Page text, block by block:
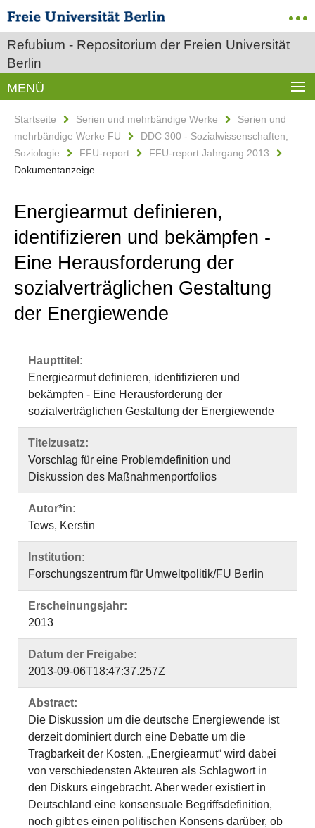
Refubium - Repositorium der Freien Universität
Berlin
MENÜ
Startseite Serien und mehrbändige Werke
Serien und
mehrbändige Werke FU
DDC 300 - Sozialwissenschaften,
Soziologie
FFU-report
FFU-report Jahrgang 2013
Dokumentanzeige
Energiearmut definieren,
identifizieren und bekämpfen -
Eine Herausforderung der
sozialverträglichen Gestaltung
der Energiewende
Haupttitel:
Energiearmut definieren, identifizieren und
bekämpfen - Eine Herausforderung der
sozialverträglichen Gestaltung der Energiewende
Titelzusatz:
Vorschlag für eine Problemdefinition und
Diskussion des Maßnahmenportfolios
Autor*in:
Tews, Kerstin
Institution:
Forschungszentrum für Umweltpolitik/FU Berlin
Erscheinungsjahr:
2013
Datum der Freigabe:
2013-09-06T18:47:37.257Z
Abstract:
Die Diskussion um die deutsche Energiewende ist
derzeit dominiert durch eine Debatte um die
Tragbarkeit der Kosten. „Energiearmut“ wird dabei
von verschiedensten Akteuren als Schlagwort in
den Diskurs eingebracht. Aber weder existiert in
Deutschland eine konsensuale Begriffsdefinition,
noch gibt es einen politischen Konsens darüber, ob